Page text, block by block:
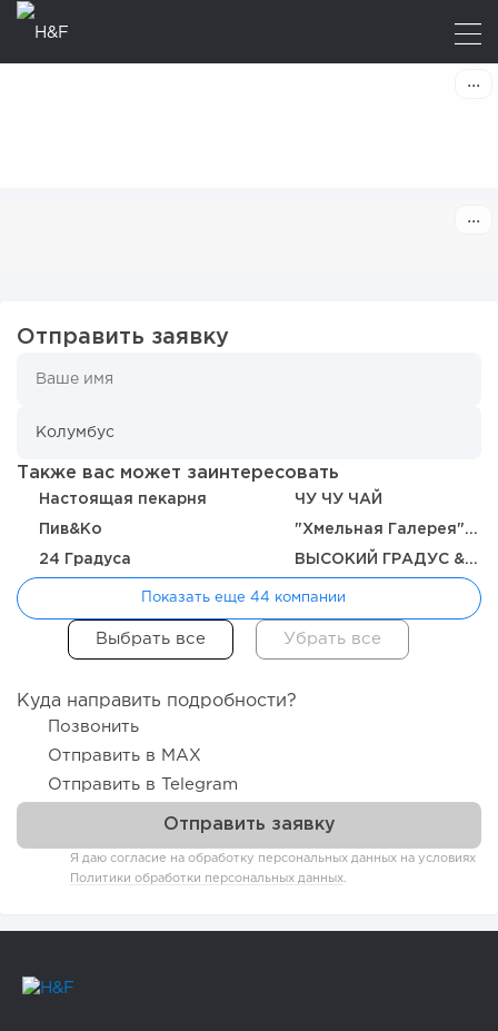
Отправить заявку
Также вас может заинтересовать
Настоящая пекарня ЧУ ЧУ ЧАЙ
Пив&Ко "Хмельная Галерея" от ПК Канцлеръ
24 Градуса ВЫСОКИЙ ГРАДУС & FOOD 24/7
Показать еще 44 компании
Куда направить подробности?
Позвонить
Отправить в MAX
Отправить в Telegram
Я даю согласие на обработку персональных данных на условиях
Политики обработки персональных данных.